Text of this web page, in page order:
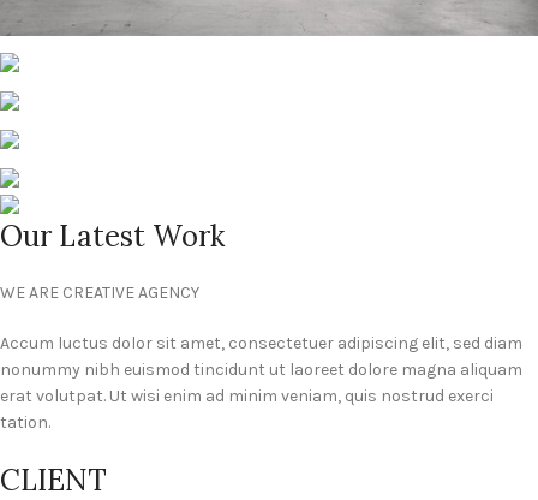
Our Latest Work
WE ARE CREATIVE AGENCY
Accum luctus dolor sit amet, consectetuer adipiscing elit, sed diam
nonummy nibh euismod tincidunt ut laoreet dolore magna aliquam
erat volutpat. Ut wisi enim ad minim veniam, quis nostrud exerci
tation.
CLIENT